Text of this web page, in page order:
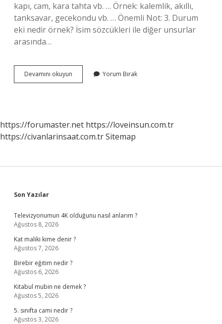
kapı, cam, kara tahta vb. … Örnek: kalemlik, akıllı,
tanksavar, gecekondu vb. … Önemli Not: 3. Durum
eki nedir örnek? İsim sözcükleri ile diğer unsurlar
arasında…
Devamını okuyun Yükleme
Hali
Yorum Bırak
https://forumaster.net https://loveinsun.com.tr
https://civanlarinsaat.com.trSitemap
Sidebar
Son Yazılar
Televizyonumun 4K olduğunu nasıl anlarım ?
Ağustos 8, 2026
Kat maliki kime denir ?
Ağustos 7, 2026
Birebir eğitim nedir ?
Ağustos 6, 2026
Kitabul mubin ne demek ?
Ağustos 5, 2026
5. sınıfta cami nedir ?
Ağustos 3, 2026